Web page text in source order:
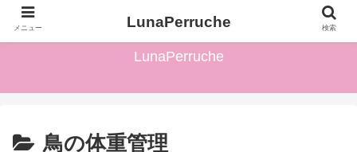
ワイルドピーちゃんがペットの鳥の発情対策について解説します♪
LunaPerruche
鳥の体重管理
メニュー LunaPerruche 検索